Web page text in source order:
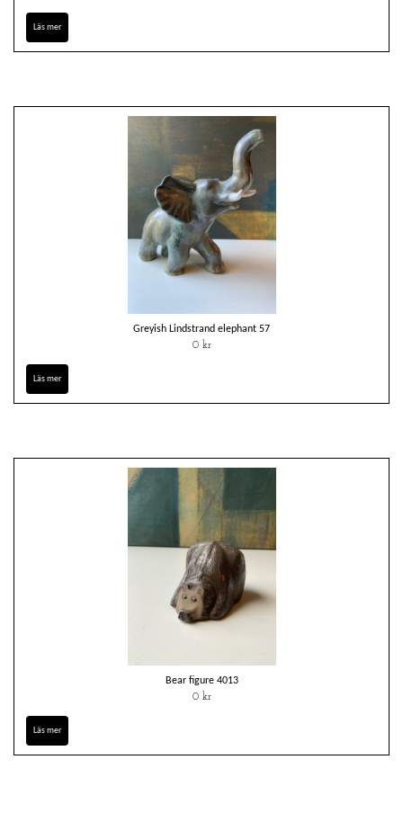
Läs mer
Greyish Lindstrand elephant 57
0 kr
Läs mer
Bear figure 4013
0 kr
Läs mer